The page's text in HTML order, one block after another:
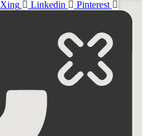
Xing Linkedin Pinterest